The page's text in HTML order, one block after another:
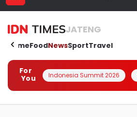
JATENG
HomeFoodNewsSportTravel
For
You
Indonesia Summit 2026